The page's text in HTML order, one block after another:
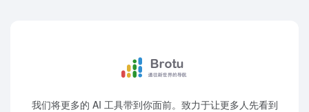
我们将更多的 AI 工具带到你面前。致力于让更多人先看到